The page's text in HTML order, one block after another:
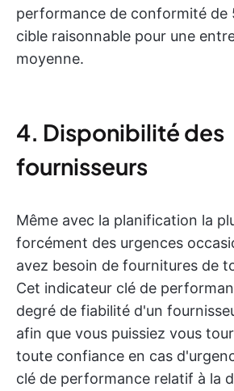
performance de conformité de
cible raisonnable pour une
moyenne.
4. Disponibilité des
fournisseurs
Même avec la planification la
forcément des urgences
avez besoin de fournitures de
Cet indicateur clé de
degré de fiabilité d'un
afin que vous puissiez vous
toute confiance en cas
clé de performance relatif à la